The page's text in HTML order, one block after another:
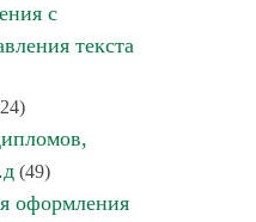
с
текста
(49)
оформления